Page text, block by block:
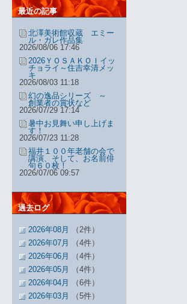
最近の記事
北澤美術館収蔵 エミー
ル・ガレ作品集
2026/08/06 17:46
2026ＹＯＳＡＫＯＩイッ
チョライ～住吉幸清メッ
キ
2026/08/03 11:18
幻の逸品シリーズ ～
創業者の賞状など
2026/07/29 17:14
暑中お見舞い申し上げま
す！
2026/07/23 11:28
福井１００年老舗の会で
講演、そして、お名前俳
句６０枚！
2026/07/06 09:57
過去ログ
2026年08月
（2件）
2026年07月
（4件）
2026年06月
（4件）
2026年05月
（4件）
2026年04月
（6件）
2026年03月
（5件）